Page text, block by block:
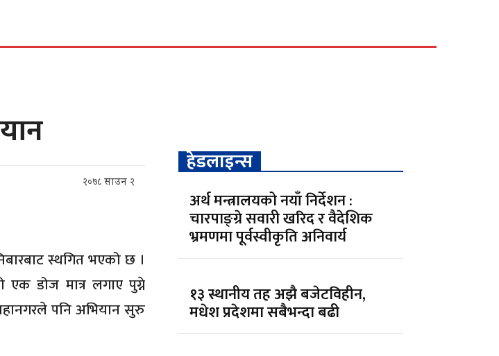
२०७८ साउन २
स्थगित भएको छ ।
डोज मात्र लगाए पुग्ने
पनि अभियान सुरु
हेडलाइन्स
अर्थ मन्त्रालयको नयाँ निर्देशन :
चारपाङ्ग्रे सवारी खरिद र वैदेशिक
भ्रमणमा पूर्वस्वीकृति अनिवार्य
१३ स्थानीय तह अझै बजेटविहीन,
मधेश प्रदेशमा सबैभन्दा बढी